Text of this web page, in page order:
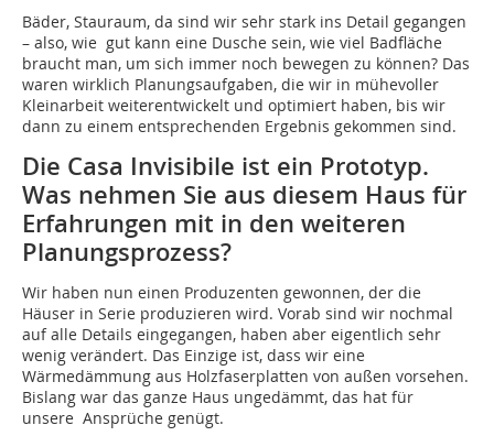
Bäder, Stauraum, da sind wir sehr stark ins Detail gegangen
– also, wie gut kann eine Dusche sein, wie viel Badfläche
braucht man, um sich immer noch bewegen zu können? Das
waren wirklich Planungsaufgaben, die wir in mühevoller
Kleinarbeit weiterentwickelt und optimiert haben, bis wir
dann zu einem entsprechenden Ergebnis gekommen sind.
Die Casa Invisibile ist ein Prototyp.
Was nehmen Sie aus diesem Haus für
Erfahrungen mit in den weiteren
Planungsprozess?
Wir haben nun einen Produzenten gewonnen, der die
Häuser in Serie produzieren wird. Vorab sind wir nochmal
auf alle Details eingegangen, haben aber eigentlich sehr
wenig verändert. Das Einzige ist, dass wir eine
Wärmedämmung aus Holzfaserplatten von außen vorsehen.
Bislang war das ganze Haus ungedämmt, das hat für
unsere Ansprüche genügt.